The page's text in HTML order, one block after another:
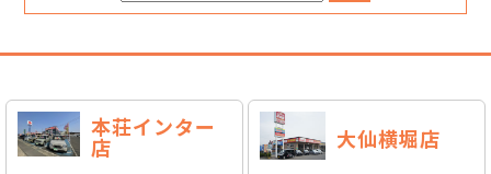
本荘インター
店 大仙横堀店